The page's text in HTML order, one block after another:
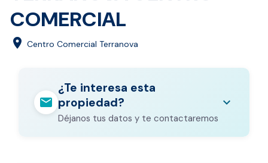
COMERCIAL
location_on Centro Comercial Terranova
mail
¿Te interesa esta
propiedad?
Déjanos tus datos y te contactaremos
expand_more